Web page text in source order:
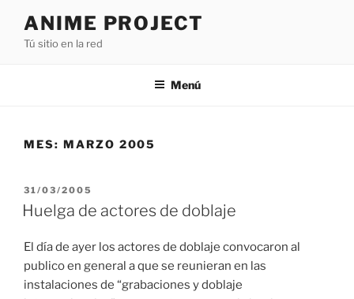
contenido
ANIME PROJECT
Tú sitio en la red
Menú
MES: MARZO 2005
PUBLICADO
EL
31/03/2005
Huelga de actores de doblaje
El día de ayer los actores de doblaje convocaron al
publico en general a que se reunieran en las
instalaciones de “grabaciones y doblaje